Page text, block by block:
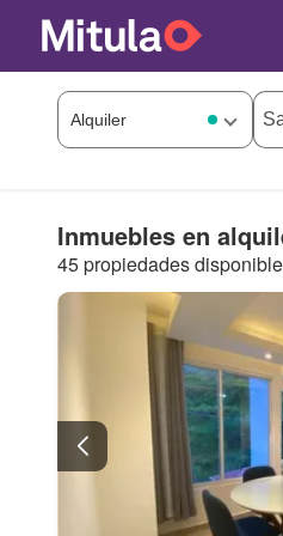
Inmuebles en
45 propiedades